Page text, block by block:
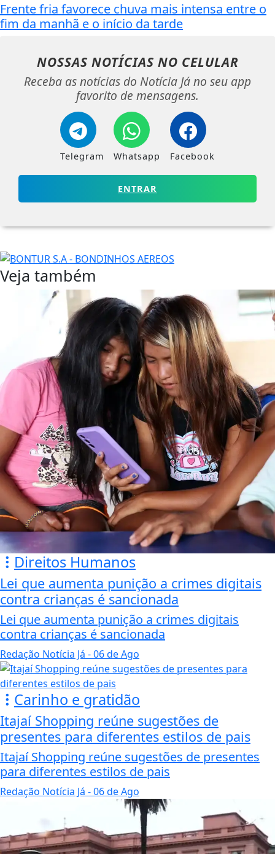
Frente fria favorece chuva mais intensa entre o
fim da manhã e o início da tarde
NOSSAS NOTÍCIAS NO CELULAR
Receba as notícias do Notícia Já no seu app
favorito de mensagens.
Telegram Whatsapp Facebook
ENTRAR
Veja também
Direitos Humanos
Lei que aumenta punição a crimes digitais
contra crianças é sancionada
Lei que aumenta punição a crimes digitais
contra crianças é sancionada
Redação Notícia Já - 06 de Ago
Carinho e gratidão
Itajaí Shopping reúne sugestões de
presentes para diferentes estilos de pais
Itajaí Shopping reúne sugestões de presentes
para diferentes estilos de pais
Redação Notícia Já - 06 de Ago